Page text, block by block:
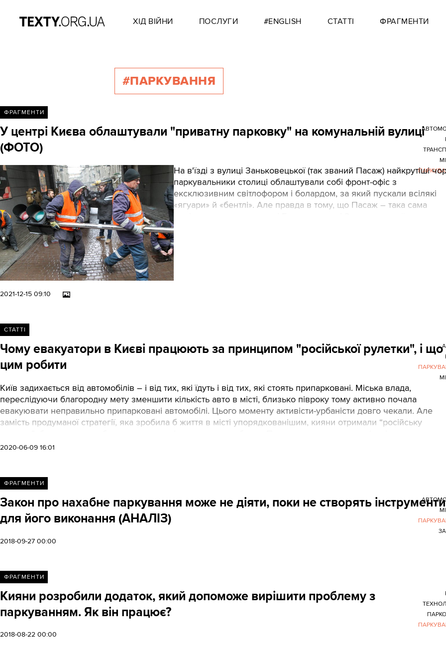
ХІД ВІЙНИ ПОСЛУГИ #ENGLISH СТАТТІ ФРАГМЕНТИ
#ПАРКУВАННЯ
ФРАГМЕНТИ
У центрі Києва облаштували "приватну парковку" на комунальній вулиці
(ФОТО)
На в'їзді з вулиці Заньковецької (так званий Пасаж) найкрутіші
паркувальники столиці облаштували собі фронт-офіс з
ексклюзивним світлофором і болардом, за який пускали всілякі
«ягуари» й «бентлі». Але правда в тому, що Пасаж – така сама
2021-12-15 09:10
СТАТТІ
Чому евакуатори в Києві працюють за принципом "російської рулетки", і що
цим робити
Київ задихається від автомобілів – і від тих, які їдуть і від тих, які стоять припарковані. Міська влада,
переслідуючи благородну мету зменшити кількість авто в місті, близько півроку тому активно почала
евакуювати неправильно припарковані автомобілі. Цього моменту активісти-урбаністи довго чекали. Але
замість продуманої стратегії, яка зробила б життя в місті упорядкованішим, кияни отримали “російську
запаркованих авто ці дії мало впливають. А заробляють приватні компанії.
2020-06-09 16:01
ФРАГМЕНТИ
Закон про нахабне паркування може не діяти, поки не створять інструменти
для його виконання (АНАЛІЗ)
2018-09-27 00:00
ФРАГМЕНТИ
Кияни розробили додаток, який допоможе вирішити проблему з
паркуванням. Як він працює?
2018-08-22 00:00